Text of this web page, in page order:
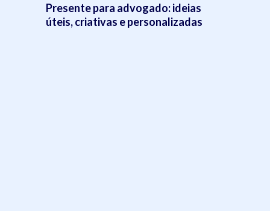
Presente para advogado: ideias
úteis, criativas e personalizadas